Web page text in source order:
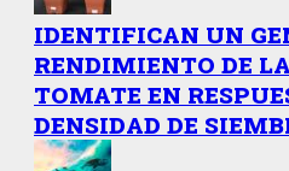
IDENTIFICAN UN
RENDIMIENTO DE
TOMATE EN
DENSIDAD DE